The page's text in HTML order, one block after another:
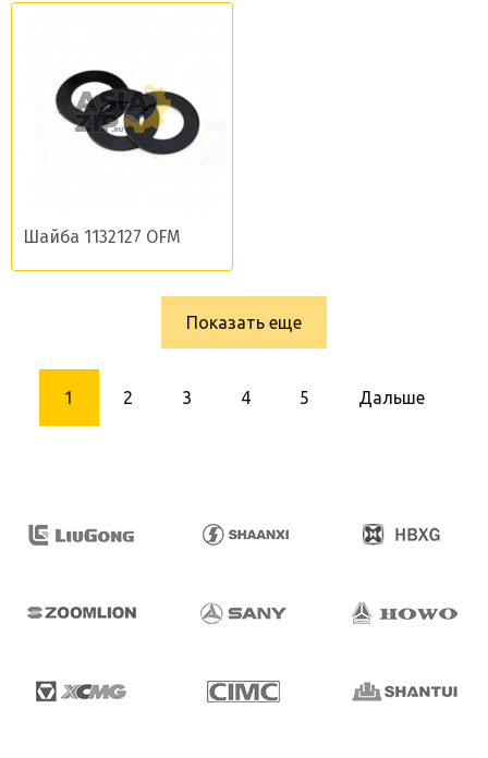
Шайба 1132127 OFM
Показать еще
1 2 3 4 5 Дальше